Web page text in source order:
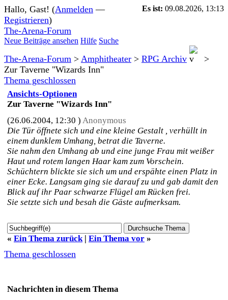
Es ist: 09.08.2026, 13:13
Hallo, Gast! (Anmelden —
Registrieren)
The-Arena-Forum
Neue Beiträge ansehen Hilfe Suche
The-Arena-Forum > Amphitheater > RPG Archiv
>
Zur Taverne "Wizards Inn"
Thema geschlossen
Ansichts-Optionen
Zur Taverne "Wizards Inn"
(26.06.2004, 12:30 ) Anonymous
Die Tür öffnete sich und eine kleine Gestalt , verhüllt in
einem dunklem Umhang, betrat die Taverne.
Sie nahm den Umhang ab und eine junge Frau mit weißer
Haut und rotem langen Haar kam zum Vorschein.
Schüchtern blickte sie sich um und erspähte einen Platz in
einer Ecke. Langsam ging sie darauf zu und gab damit den
Blick auf ihr Paar schwarze Flügel am Rücken frei.
Sie setzte sich und besah die Gäste aufmerksam.
« Ein Thema zurück| Ein Thema vor »
Thema geschlossen
Nachrichten in diesem Thema